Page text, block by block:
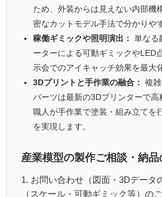
ため、外装からは見えない内部機
密なカットモデル手法で分かりや
稼働ギミックや照明演出： 単なる
ーターによる可動ギミックやLED
示会でのアイキャッチ効果を最大
3Dプリントと手作業の融合： 複
パーツは最新の3Dプリンターで
職人が手作業で塗装・組み立てを
を実現します。
産業模型の製作ご相談・納品
1. お問い合わせ（図面・3Dデー
（スケール・可動ギミック等）の